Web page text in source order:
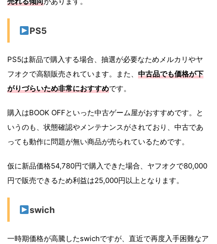
PS5
PS5は新品で購入する場合、抽選が必要なためメルカリやヤ
フオクで高額販売されています。また、 中古品でも価格が下
がりづらいため非常におすすめです。
購入はBOOK OFFといった中古ゲーム屋がおすすめです。と
いうのも、状態確認やメンテナンスがされており、中古であ
っても動作に問題が無い商品が売られているためです。
仮に新品価格54,780円で購入できた場合、ヤフオクで80,000
円で販売できるため利益は25,000円以上となります。
swich
一時期価格が高騰したswichですが、直近で再度入手困難なア